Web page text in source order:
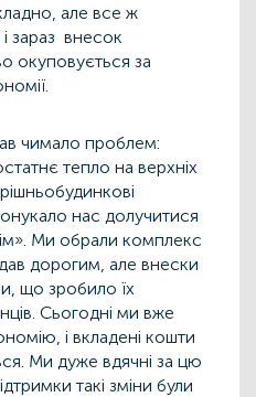
але все ж
зараз внесок
окуповується за
чимало проблем:
тепло на верхніх
нас долучитися
Ми обрали комплекс
дорогим, але внески
що зробило їх
Сьогодні ми вже
і вкладені кошти
Ми дуже вдячні за цю
такі зміни були